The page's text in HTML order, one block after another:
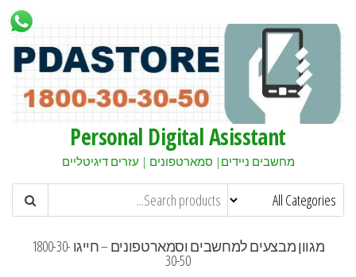
Personal Digital Asisstant
מחשבים ניידים| סמארטפונים | עזרים דיגיטליים
מגוון מבצעים למחשבים וסמארטפונים – חייגו 1800-30-
30-50